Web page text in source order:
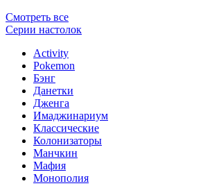
Смотреть все
Серии настолок
Activity
Pokemon
Бэнг
Данетки
Дженга
Имаджинариум
Классические
Колонизаторы
Манчкин
Мафия
Монополия